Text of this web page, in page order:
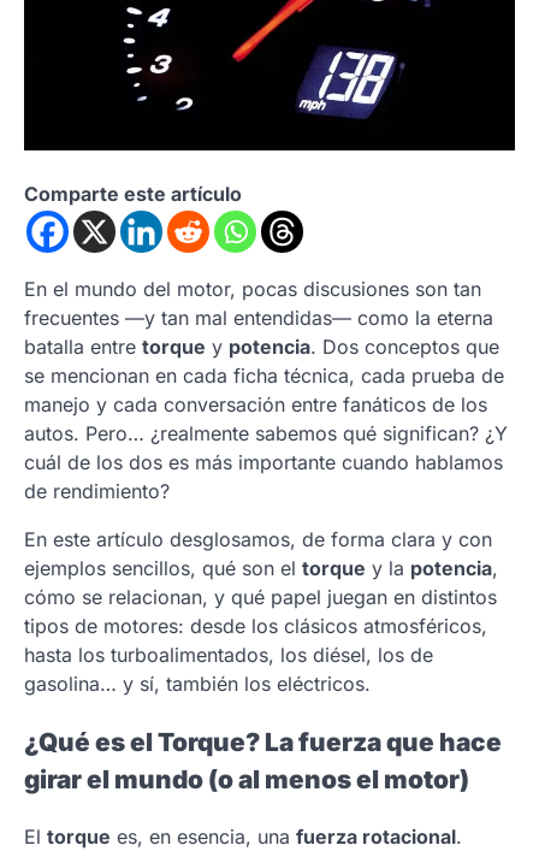
Comparte este artículo
En el mundo del motor, pocas discusiones son tan
frecuentes —y tan mal entendidas— como la eterna
batalla entre torque y potencia. Dos conceptos que
se mencionan en cada ficha técnica, cada prueba de
manejo y cada conversación entre fanáticos de los
autos. Pero… ¿realmente sabemos qué significan? ¿Y
cuál de los dos es más importante cuando hablamos
de rendimiento?
En este artículo desglosamos, de forma clara y con
ejemplos sencillos, qué son el torque y la potencia,
cómo se relacionan, y qué papel juegan en distintos
tipos de motores: desde los clásicos atmosféricos,
hasta los turboalimentados, los diésel, los de
gasolina… y sí, también los eléctricos.
¿Qué es el Torque? La fuerza que hace
girar el mundo (o al menos el motor)
El torque es, en esencia, una fuerza rotacional.